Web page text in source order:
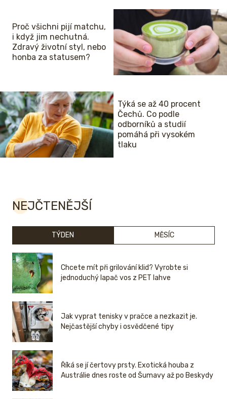
Proč všichni pijí matchu,
i když jim nechutná.
Zdravý životní styl, nebo
honba za statusem?
Týká se až 40 procent
Čechů. Co podle
odborníků a studií
pomáhá při vysokém
tlaku
NEJČTENĚJŠÍ
TÝDEN MĚSÍC
Chcete mít při grilování klid? Vyrobte si
jednoduchý lapač vos z PET lahve
Jak vyprat tenisky v pračce a nezkazit je.
Nejčastější chyby i osvědčené tipy
Říká se jí čertovy prsty. Exotická houba z
Austrálie dnes roste od Šumavy až po Beskydy